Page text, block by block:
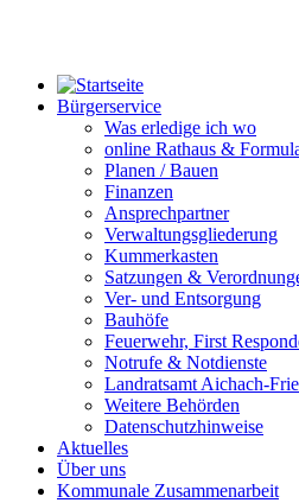
Bürgerservice
Was erledige ich wo
online Rathaus &
Planen / Bauen
Finanzen
Ansprechpartner
Verwaltungsgliederung
Kummerkasten
Satzungen &
Ver- und Entsorgung
Bauhöfe
Feuerwehr, First
Notrufe & Notdienste
Landratsamt Aichach-
Weitere Behörden
Datenschutzhinweise
Aktuelles
Über uns
Kommunale Zusammenarbeit